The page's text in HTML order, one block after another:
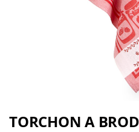
TORCHON A